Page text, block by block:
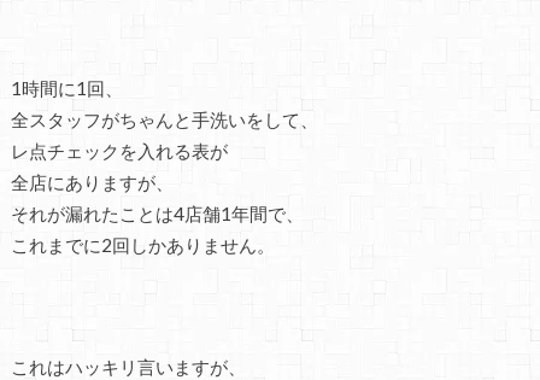
1時間に1回、
全スタッフがちゃんと手洗いをして、
レ点チェックを入れる表が
全店にありますが、
それが漏れたことは4店舗1年間で、
これまでに2回しかありません。
これはハッキリ言いますが、